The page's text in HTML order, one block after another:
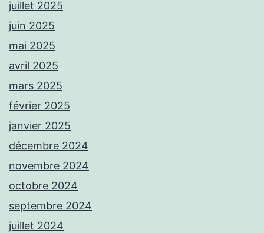
juillet 2025
juin 2025
mai 2025
avril 2025
mars 2025
février 2025
janvier 2025
décembre 2024
novembre 2024
octobre 2024
septembre 2024
juillet 2024